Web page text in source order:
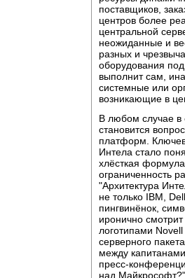
поставщиков,
центров более
центральной
неожиданные и
разных и
оборудования
выполнит сам,
системные или
возникающие в
В любом случае в
становится
платформ.
Интела стало
хлёсткая
ограниченность
"Архитектура
не только IBM,
пингвинёнок,
иронично
логотипами
серверного
между
пресс-
над